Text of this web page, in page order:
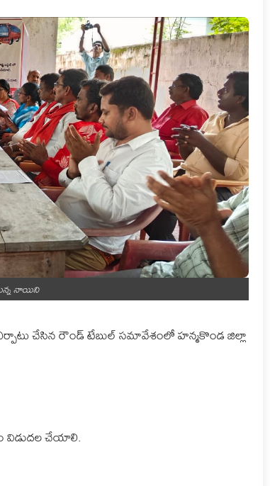
నాయిని
చేసిన రౌండ్ టేబుల్ సమావేశంలో హన్మకొండ జిల్లా
విడుదల చేయాలి.